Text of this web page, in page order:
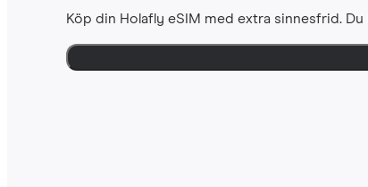
Köp din Holafly eSIM med extra sinnesfrid.